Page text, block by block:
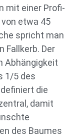
mit einer Profi-
etwa 45
spricht man
Fallkerb. Der
Abhängigkeit
1/5 des
die
damit
des Baumes